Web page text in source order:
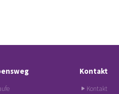
Kontakt
Kontakt